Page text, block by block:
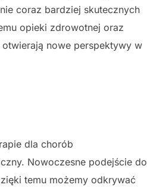
coraz bardziej skutecznych
opieki zdrowotnej oraz
nowe perspektywy w
dla chorób
Nowoczesne podejście do
temu możemy odkrywać